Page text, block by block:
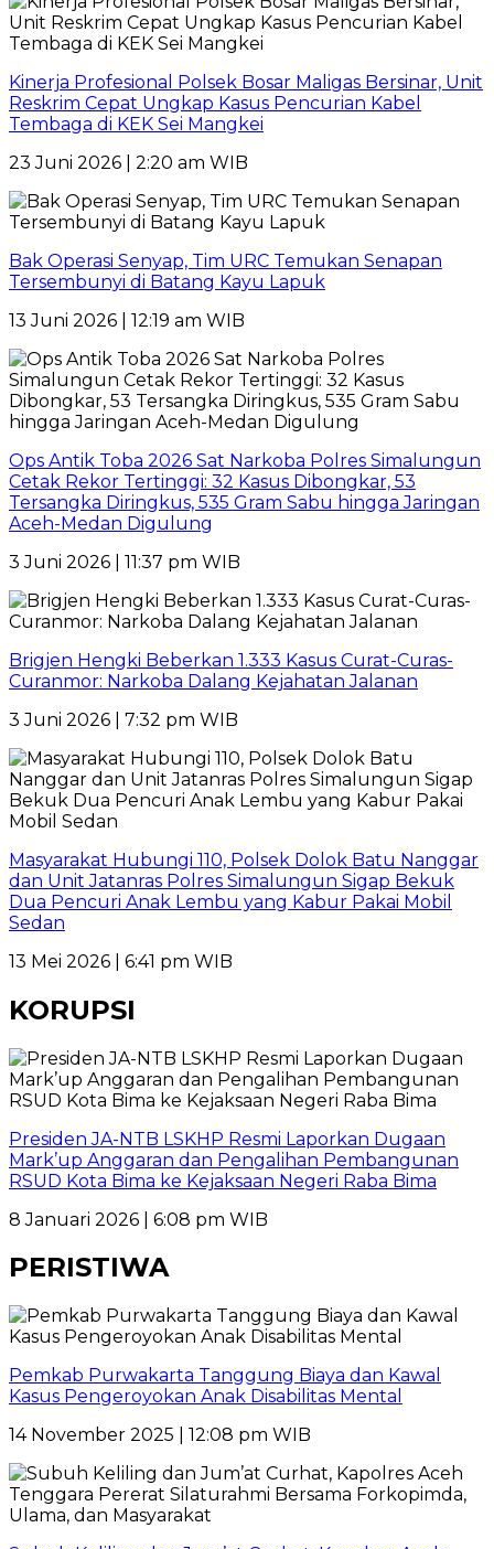
Kinerja Profesional Polsek Bosar Maligas Bersinar, Unit
Reskrim Cepat Ungkap Kasus Pencurian Kabel
Tembaga di KEK Sei Mangkei
23 Juni 2026 | 2:20 am WIB
Bak Operasi Senyap, Tim URC Temukan Senapan
Tersembunyi di Batang Kayu Lapuk
13 Juni 2026 | 12:19 am WIB
Ops Antik Toba 2026 Sat Narkoba Polres Simalungun
Cetak Rekor Tertinggi: 32 Kasus Dibongkar, 53
Tersangka Diringkus, 535 Gram Sabu hingga Jaringan
Aceh-Medan Digulung
3 Juni 2026 | 11:37 pm WIB
Brigjen Hengki Beberkan 1.333 Kasus Curat-Curas-
Curanmor: Narkoba Dalang Kejahatan Jalanan
3 Juni 2026 | 7:32 pm WIB
Masyarakat Hubungi 110, Polsek Dolok Batu Nanggar
dan Unit Jatanras Polres Simalungun Sigap Bekuk
Dua Pencuri Anak Lembu yang Kabur Pakai Mobil
Sedan
13 Mei 2026 | 6:41 pm WIB
KORUPSI
Presiden JA-NTB LSKHP Resmi Laporkan Dugaan
Mark’up Anggaran dan Pengalihan Pembangunan
RSUD Kota Bima ke Kejaksaan Negeri Raba Bima
8 Januari 2026 | 6:08 pm WIB
PERISTIWA
Pemkab Purwakarta Tanggung Biaya dan Kawal
Kasus Pengeroyokan Anak Disabilitas Mental
14 November 2025 | 12:08 pm WIB